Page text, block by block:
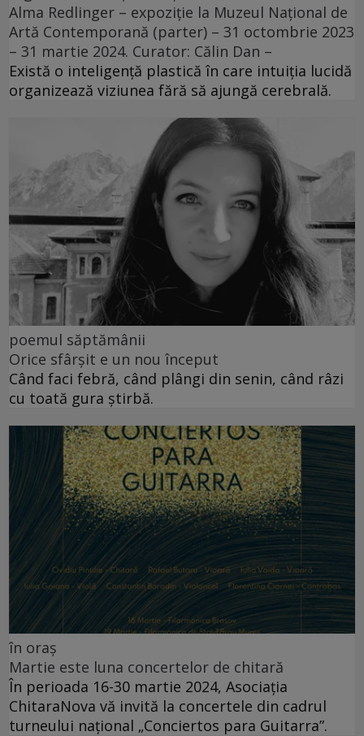
Alma Redlinger – expoziție la Muzeul Național de
Artă Contemporană (parter) – 31 octombrie 2023
– 31 martie 2024. Curator: Călin Dan –
Există o inteligență plastică în care intuiția lucidă
organizează viziunea fără să ajungă cerebrală.
poemul săptămânii
Orice sfârșit e un nou început
Când faci febră, când plângi din senin, când râzi
cu toată gura știrbă.
în oraș
Martie este luna concertelor de chitară
În perioada 16-30 martie 2024, Asociația
ChitaraNova vă invită la concertele din cadrul
turneului național „Conciertos para Guitarra”.